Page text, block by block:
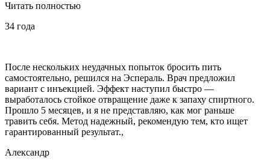
Читать полностью
34 года
После нескольких неудачных попыток бросить пить
самостоятельно, решился на Эспераль. Врач предложил
вариант с инъекцией. Эффект наступил быстро —
выработалось стойкое отвращение даже к запаху спиртного.
Прошло 5 месяцев, и я не представляю, как мог раньше
травить себя. Метод надежный, рекомендую тем, кто ищет
гарантированный результат.,
Александр